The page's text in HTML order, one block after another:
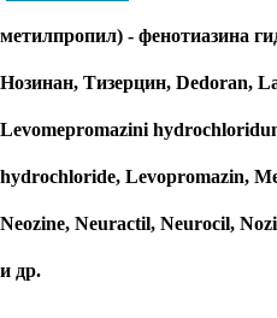
метилпропил) - фенотиазина
Нозинан, Тизерцин, Dеdоran,
Levomepromazini
hydrochloride, Levopromazin,
Neozine, Neuractil, Neurocil,
и др.